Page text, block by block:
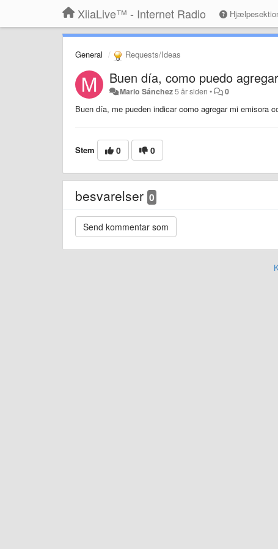
XiiaLive™ - Internet Radio
General Requests/Ideas
Buen día, como puedo
Mario Sánchez5 år siden • 0
Buen día, me pueden indicar como agregar mi emisora
Stem 0 0
besvarelser 0